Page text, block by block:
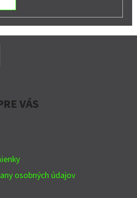
VÁS
osobných údajov